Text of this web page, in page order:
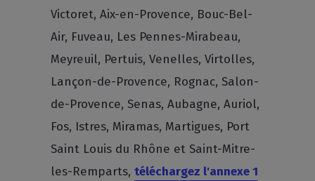
Victoret, Aix-en-Provence, Bouc-Bel-
Air, Fuveau, Les Pennes-Mirabeau,
Meyreuil, Pertuis, Venelles, Virtolles,
Lançon-de-Provence, Rognac, Salon-
de-Provence, Senas, Aubagne, Auriol,
Fos, Istres, Miramas, Martigues, Port
Saint Louis du Rhône et Saint-Mitre-
les-Remparts,téléchargez l'annexe 1